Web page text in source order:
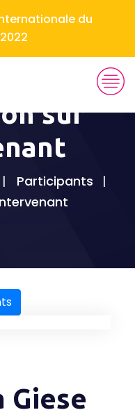
du
sur
Participants
Giese